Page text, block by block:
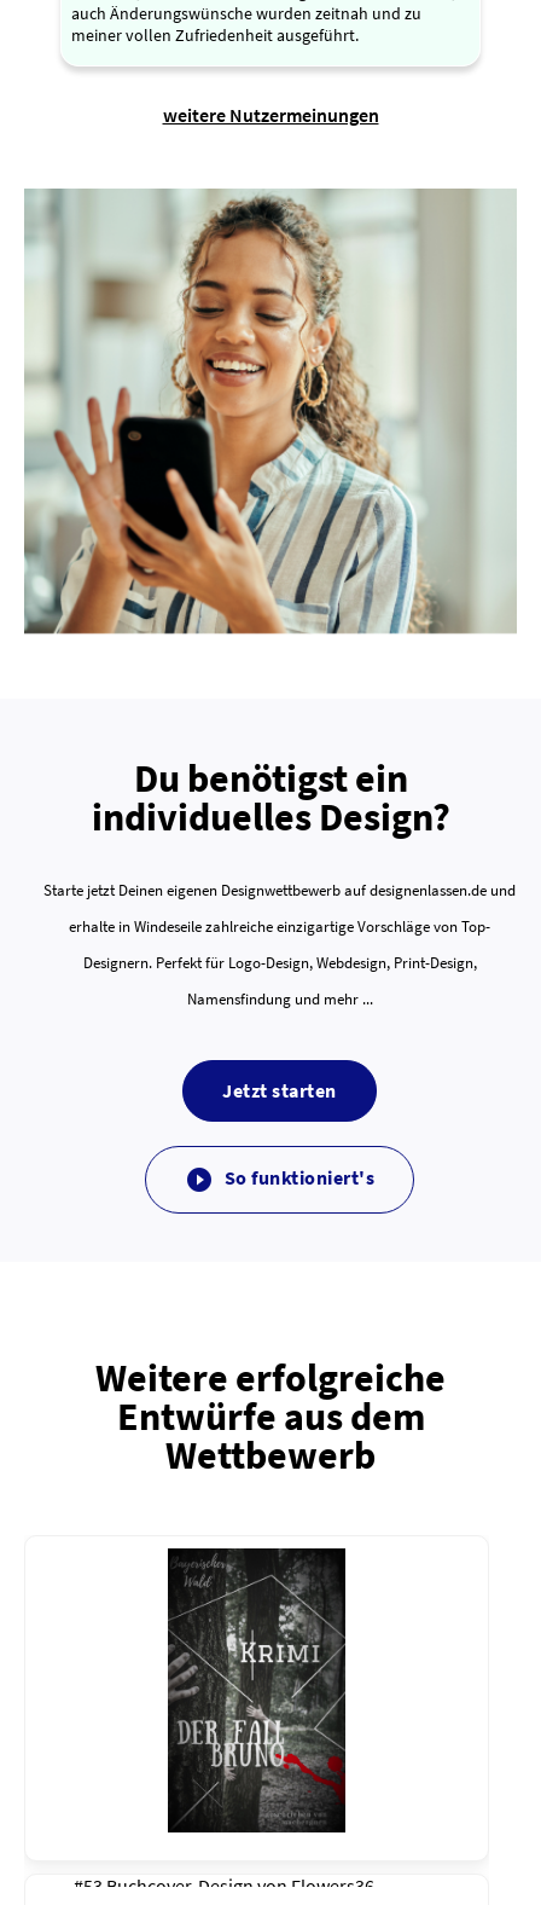
auch Änderungswünsche wurden zeitnah und zu
meiner vollen Zufriedenheit ausgeführt.
weitere Nutzermeinungen
Du benötigst ein
individuelles Design?
Starte jetzt Deinen eigenen Designwettbewerb auf designenlassen.de und
erhalte in Windeseile zahlreiche einzigartige Vorschläge von Top-
Designern. Perfekt für Logo-Design, Webdesign, Print-Design,
Namensfindung und mehr ...
Jetzt starten
 So funktioniert's
Weitere erfolgreiche
Entwürfe aus dem
Wettbewerb
#53 Buchcover-Design von Flowers36